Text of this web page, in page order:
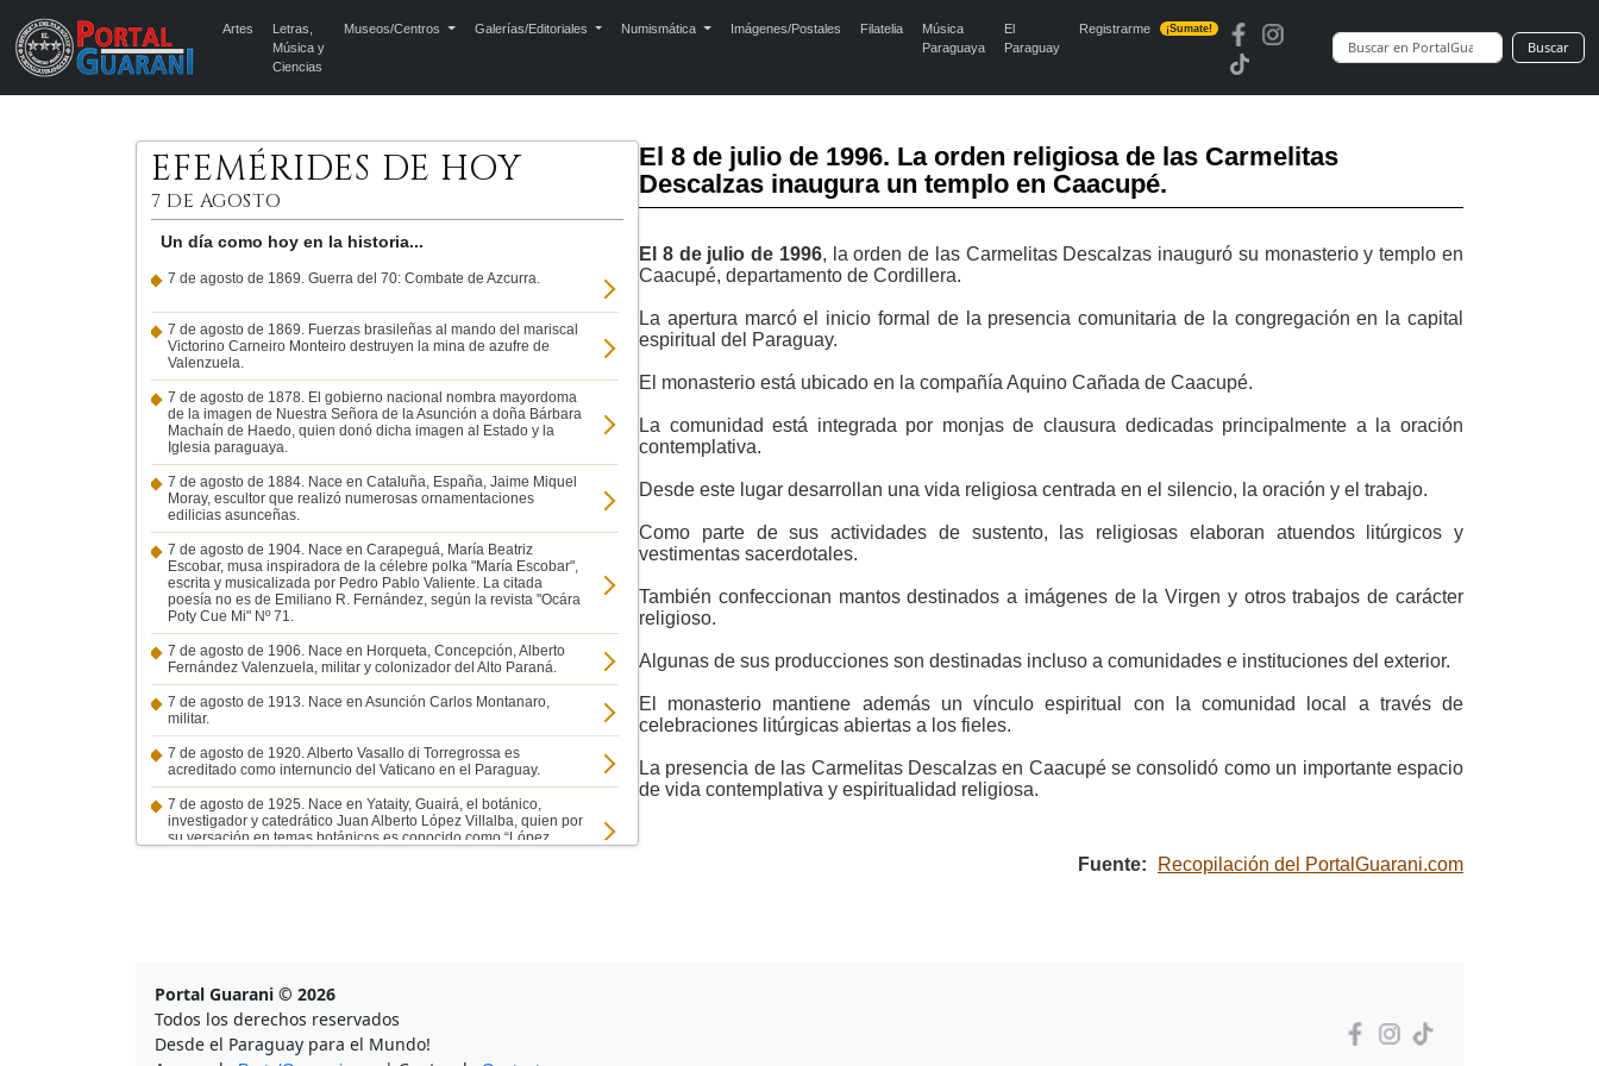
Artes
Letras,
Música y
Ciencias
Museos/Centros Galerías/Editoriales Numismática Imágenes/Postales Filatelia
Música
Paraguaya
El
Paraguay
Registrarme ¡Sumate!
Buscar
EFEMÉRIDES DE HOY
7 DE AGOSTO
Un día como hoy en la historia...
7 de agosto de 1869. Guerra del 70: Combate de Azcurra.
7 de agosto de 1869. Fuerzas brasileñas al mando del mariscal
Victorino Carneiro Monteiro destruyen la mina de azufre de
Valenzuela.
7 de agosto de 1878. El gobierno nacional nombra mayordoma
de la imagen de Nuestra Señora de la Asunción a doña Bárbara
Machaín de Haedo, quien donó dicha imagen al Estado y la
Iglesia paraguaya.
7 de agosto de 1884. Nace en Cataluña, España, Jaime Miquel
Moray, escultor que realizó numerosas ornamentaciones
edilicias asunceñas.
7 de agosto de 1904. Nace en Carapeguá, María Beatriz
Escobar, musa inspiradora de la célebre polka "María Escobar",
escrita y musicalizada por Pedro Pablo Valiente. La citada
poesía no es de Emiliano R. Fernández, según la revista "Ocára
Poty Cue Mi" Nº 71.
7 de agosto de 1906. Nace en Horqueta, Concepción, Alberto
Fernández Valenzuela, militar y colonizador del Alto Paraná.
7 de agosto de 1913. Nace en Asunción Carlos Montanaro,
militar.
7 de agosto de 1920. Alberto Vasallo di Torregrossa es
acreditado como internuncio del Vaticano en el Paraguay.
7 de agosto de 1925. Nace en Yataity, Guairá, el botánico,
investigador y catedrático Juan Alberto López Villalba, quien por
su versación en temas botánicos es conocido como “López
7 de agosto de 1932. Estigarribia solicita autorización para
7 de agosto de 1933. Fallece Carlos Pfannl, empresario y
ganadero.
El 8 de julio de 1996. La orden religiosa de las Carmelitas
Descalzas inaugura un templo en Caacupé.
El 8 de julio de 1996, la orden de las Carmelitas Descalzas inauguró su monasterio y templo en
Caacupé, departamento de Cordillera.
La apertura marcó el inicio formal de la presencia comunitaria de la congregación en la capital
espiritual del Paraguay.
El monasterio está ubicado en la compañía Aquino Cañada de Caacupé.
La comunidad está integrada por monjas de clausura dedicadas principalmente a la oración
contemplativa.
Desde este lugar desarrollan una vida religiosa centrada en el silencio, la oración y el trabajo.
Como parte de sus actividades de sustento, las religiosas elaboran atuendos litúrgicos y
vestimentas sacerdotales.
También confeccionan mantos destinados a imágenes de la Virgen y otros trabajos de carácter
religioso.
Algunas de sus producciones son destinadas incluso a comunidades e instituciones del exterior.
El monasterio mantiene además un vínculo espiritual con la comunidad local a través de
celebraciones litúrgicas abiertas a los fieles.
La presencia de las Carmelitas Descalzas en Caacupé se consolidó como un importante espacio
de vida contemplativa y espiritualidad religiosa.
Fuente: Recopilación del PortalGuarani.com
Portal Guarani © 2026
Todos los derechos reservados
Desde el Paraguay para el Mundo!